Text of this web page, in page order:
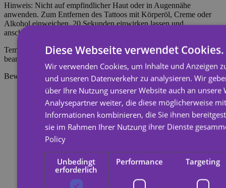
Hinweis: Nicht auf empfindlicher Haut oder in Augennähe
anwenden. Zum Entfernen des Tattoos mit Körperöl, Creme oder
Alkohol einweichen, 20 Sekunden einwirken lassen und
anschließend mit einem Wattebausch abreiben.
Temporäre Tattoos halten etwa 7 Tage, je nachdem, wie stark sie
beansprucht werden.
Bewertungen
Diese Webseite verwendet Cookies.
Wir verwenden Cookies, um Inhalte und Anzeigen
und unseren Datenverkehr zu analysieren. Wir
über Ihre Nutzung unserer Website auch an unsere
Analysepartner weiter, die diese möglicherweise
Informationen kombinieren, die Sie ihnen
sie im Rahmen Ihrer Nutzung ihrer Dienste
Policy
Unbedingt
erforderlich
Performance Targeting